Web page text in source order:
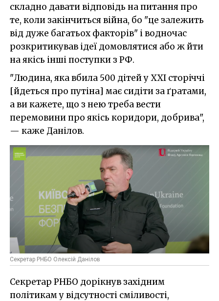
складно давати відповідь на питання про
те, коли закінчиться війна, бо "це залежить
від дуже багатьох факторів" і водночас
розкритикував ідеї домовлятися або ж йти
на якісь інші поступки з РФ.
"Людина, яка вбила 500 дітей у XXI сторіччі
[йдеться про путіна] має сидіти за ґратами,
а ви кажете, що з нею треба вести
перемовини про якісь коридори, добрива",
— каже Данілов.
Секретар РНБО Олексій Данілов
Секретар РНБО дорікнув західним
політикам у відсутності сміливості,